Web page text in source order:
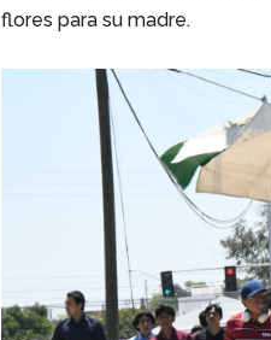
flores para su madre.